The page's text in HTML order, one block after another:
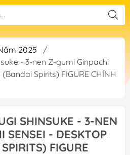
2025
/
- 3-nen Z-gumi Ginpachi
Spirits) FIGURE CHÍNH
SHINSUKE - 3-NEN
SENSEI - DESKTOP
FIGURE